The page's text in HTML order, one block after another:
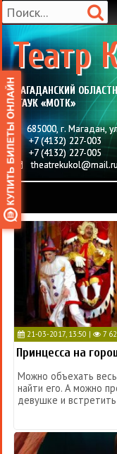
Театр
МАГАДАНСКИЙ
ОГАУК «МОТК»
685000 г. Магадан,
+7 (4132) 227-003
+7 (4132) 227-005
theatrekukol@mail.ru
21-03-2017, 13:50 | 7
Принцесса на
Можно объехать
найти его. А можно
девушке и